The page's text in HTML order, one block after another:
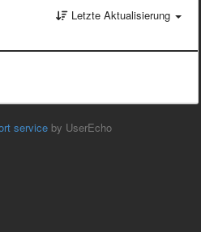
Letzte Aktualisierung
service by UserEcho